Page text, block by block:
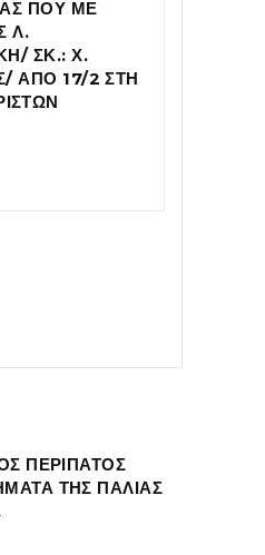
ΠΟΥ ΜΕ
Λ.
ΣΚ.: Χ.
ΑΠΟ 17/2 ΣΤΗ
ΠΕΡΙΠΑΤΟΣ
ΤΗΣ ΠΑΛΙΑΣ